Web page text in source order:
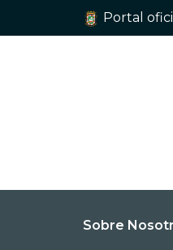
Portal
Sobre